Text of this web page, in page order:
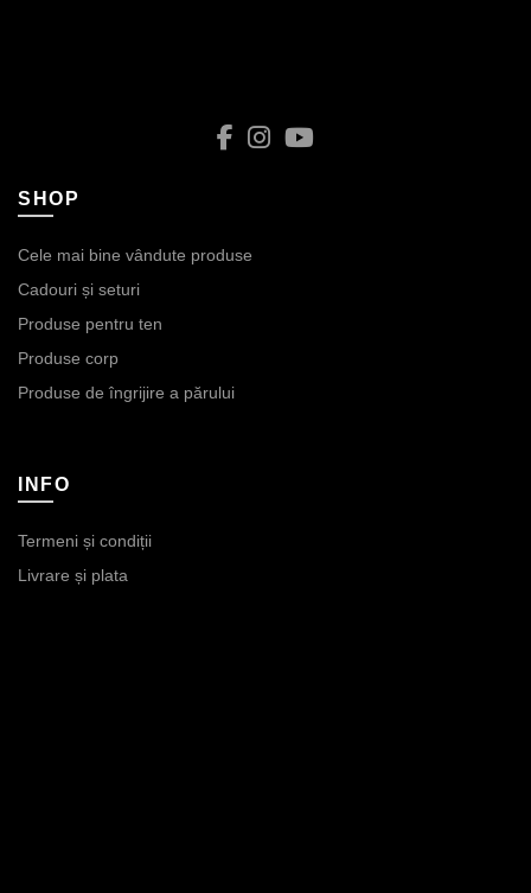
SHOP
Cele mai bine vândute produse
Cadouri și seturi
Produse pentru ten
Produse corp
Produse de îngrijire a părului
INFO
Termeni și condiții
Livrare și plata